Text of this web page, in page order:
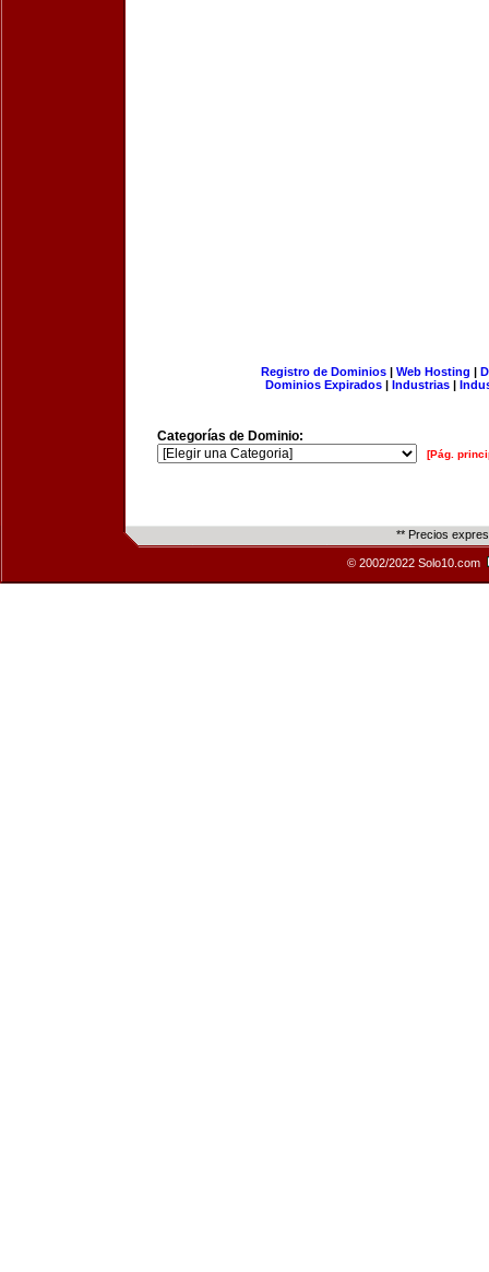
Registro de Dominios| Web Hosting |
Dominios Expirados | Industrias |
Categorías de Dominio:
[Pág.
** Precios
© 2002/2022 Solo10.com